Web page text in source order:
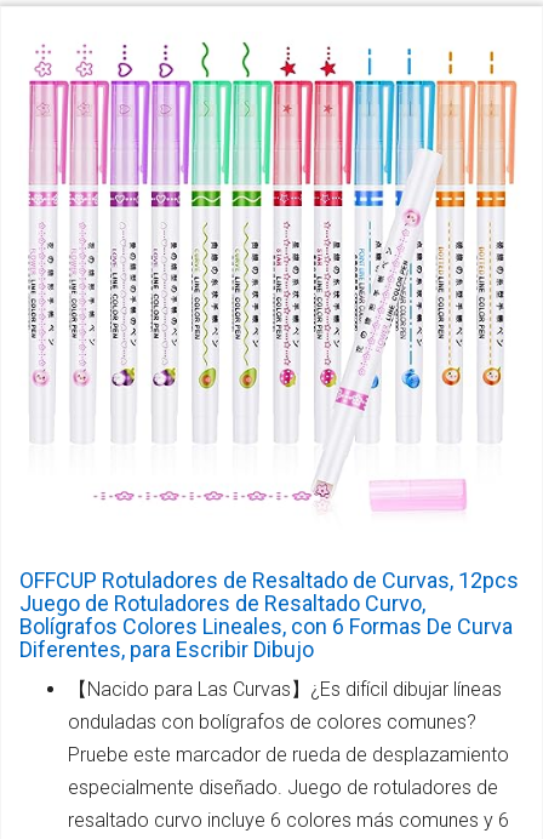
OFFCUP Rotuladores de Resaltado de Curvas, 12pcs
Juego de Rotuladores de Resaltado Curvo,
Bolígrafos Colores Lineales, con 6 Formas De Curva
Diferentes, para Escribir Dibujo
【Nacido para Las Curvas】¿Es difícil dibujar líneas
onduladas con bolígrafos de colores comunes?
Pruebe este marcador de rueda de desplazamiento
especialmente diseñado. Juego de rotuladores de
resaltado curvo incluye 6 colores más comunes y 6